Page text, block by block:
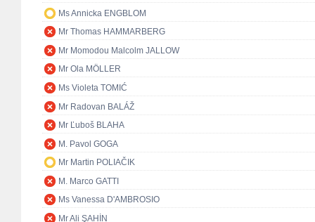
Ms Annicka ENGBLOM
Mr Thomas HAMMARBERG
Mr Momodou Malcolm JALLOW
Mr Ola MÖLLER
Ms Violeta TOMIĆ
Mr Radovan BALÁŽ
Mr Ľuboš BLAHA
M. Pavol GOGA
Mr Martin POLIAČIK
M. Marco GATTI
Ms Vanessa D'AMBROSIO
Mr Ali ŞAHİN